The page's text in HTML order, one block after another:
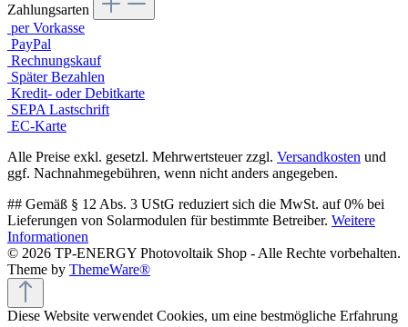
Zahlungsarten
per Vorkasse
PayPal
Rechnungskauf
Später Bezahlen
Kredit- oder Debitkarte
SEPA Lastschrift
EC-Karte
Alle Preise exkl. gesetzl. Mehrwertsteuer zzgl. Versandkosten und
ggf. Nachnahmegebühren, wenn nicht anders angegeben.
## Gemäß § 12 Abs. 3 UStG reduziert sich die MwSt. auf 0% bei
Lieferungen von Solarmodulen für bestimmte Betreiber. Weitere
Informationen
© 2026 TP-ENERGY Photovoltaik Shop - Alle Rechte vorbehalten.
Theme by ThemeWare®
Diese Website verwendet Cookies, um eine bestmögliche Erfahrung